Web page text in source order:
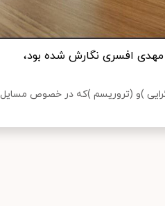
مهدی افسری نگارش شده بود،
)و (تروریسم )که در خصوص مسایل